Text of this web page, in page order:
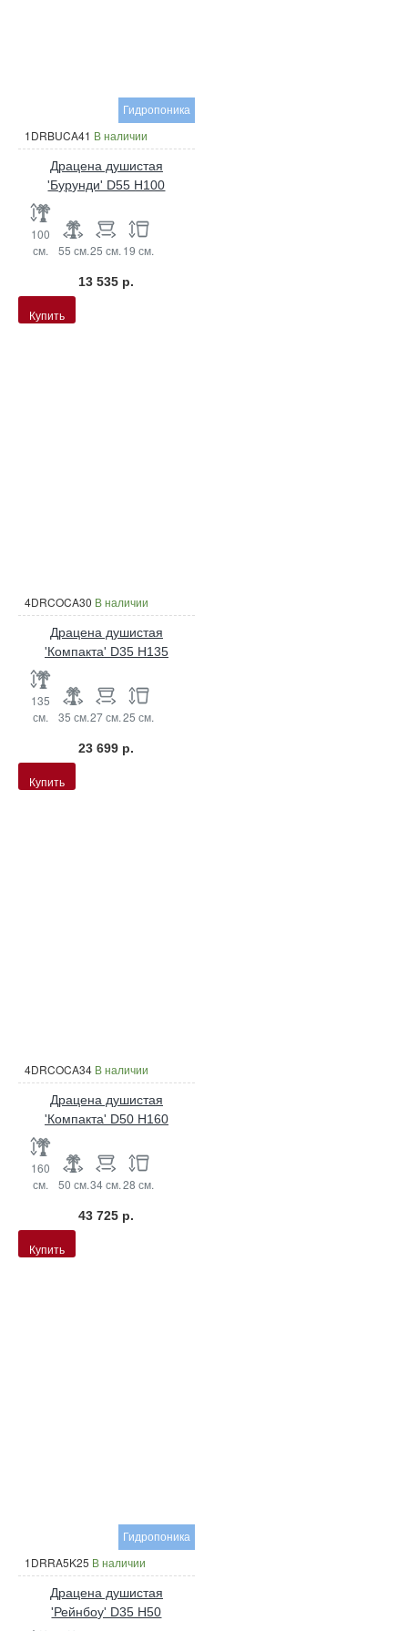
Гидропоника
1DRBUCA41 В наличии
Драцена душистая
'Бурунди' D55 H100
100
см.
55 см.25 см. 19 см.
13 535 р.
Купить
4DRCOCA30 В наличии
Драцена душистая
'Компакта' D35 H135
135
см.
35 см.27 см.25 см.
23 699 р.
Купить
4DRCOCA34 В наличии
Драцена душистая
'Компакта' D50 H160
160
см.
50 см.34 см.28 см.
43 725 р.
Купить
Гидропоника
1DRRA5K25 В наличии
Драцена душистая
'Рейнбоу' D35 H50